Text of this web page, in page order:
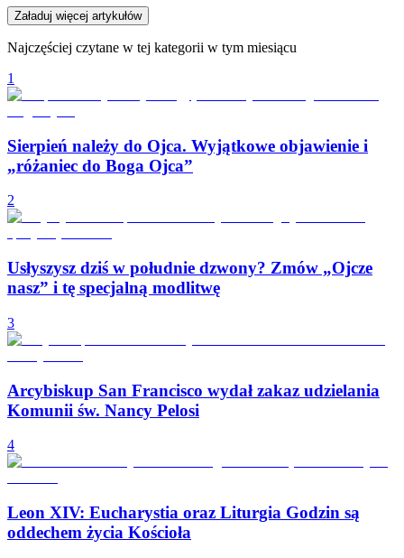
Załaduj więcej artykułów
Najczęściej czytane w tej kategorii w tym miesiącu
1
Sierpień należy do Ojca. Wyjątkowe objawienie i
„różaniec do Boga Ojca”
2
Usłyszysz dziś w południe dzwony? Zmów „Ojcze
nasz” i tę specjalną modlitwę
3
Arcybiskup San Francisco wydał zakaz udzielania
Komunii św. Nancy Pelosi
4
Leon XIV: Eucharystia oraz Liturgia Godzin są
oddechem życia Kościoła